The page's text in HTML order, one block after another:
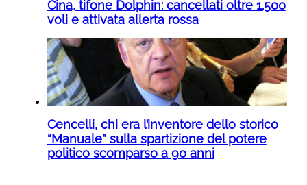
Cina, tifone Dolphin: cancellati oltre 1.500
voli e attivata allerta rossa
Cencelli, chi era l’inventore dello storico
“Manuale” sulla spartizione del potere
politico scomparso a 90 anni